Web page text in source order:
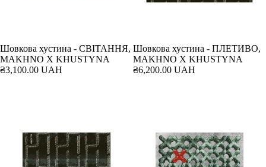
Шовкова хустина - СВІТАННЯ,
MAKHNO X KHUSTYNA
₴3,100.00 UAH
Шовкова хустина - ПЛЕТИВО,
MAKHNO X KHUSTYNA
₴6,200.00 UAH